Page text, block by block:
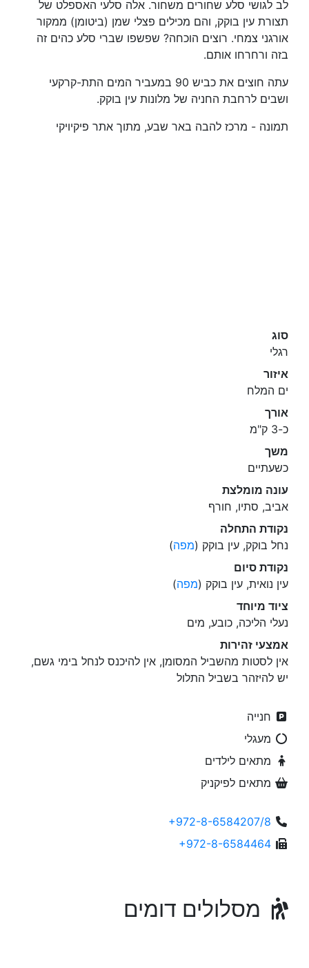
לב לגושי סלע שחורים משחור. אלה סלעי האספלט של
תצורת עין בוקק, והם מכילים פצלי שמן (ביטומן) ממקור
אורגני צמחי. רוצים הוכחה? שפשפו שברי סלע כהים זה
בזה ורחרחו אותם.
עתה חוצים את כביש 90 במעביר המים התת-קרקעי
ושבים לרחבת החניה של מלונות עין בוקק.
תמונה - מרכז להבה באר שבע, מתוך אתר פיקיויקי
סוג
רגלי
איזור
ים המלח
אורך
כ-3 ק"מ
משך
כשעתיים
עונה מומלצת
אביב, סתיו, חורף
נקודת התחלה
נחל בוקק, עין בוקק (מפה)
נקודת סיום
עין נואית, עין בוקק (מפה)
ציוד מיוחד
נעלי הליכה, כובע, מים
אמצעי זהירות
אין לסטות מהשביל המסומן, אין להיכנס לנחל בימי גשם,
יש להיזהר בשביל התלול
חנייה
מעגלי
מתאים לילדים
מתאים לפיקניק
+972-8-6584207/8
+972-8-6584464
מסלולים דומים